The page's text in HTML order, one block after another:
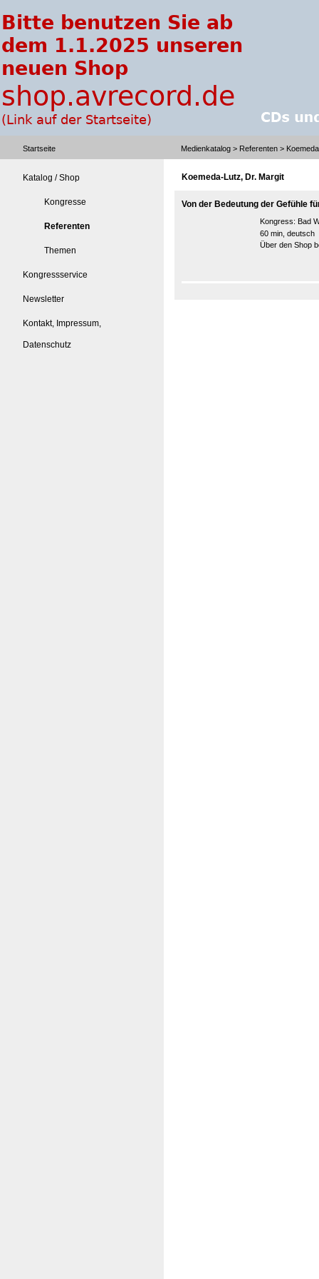
Startseite Medienkatalog > Referenten >
Katalog / Shop
Kongresse
Referenten
Themen
Kongressservice
Newsletter
Kontakt, Impressum,
Datenschutz
Koemeda-Lutz, Dr. Margit
Von der Bedeutung der Gefühle
Kongress: Bad
60 min, deutsch
Über den Shop